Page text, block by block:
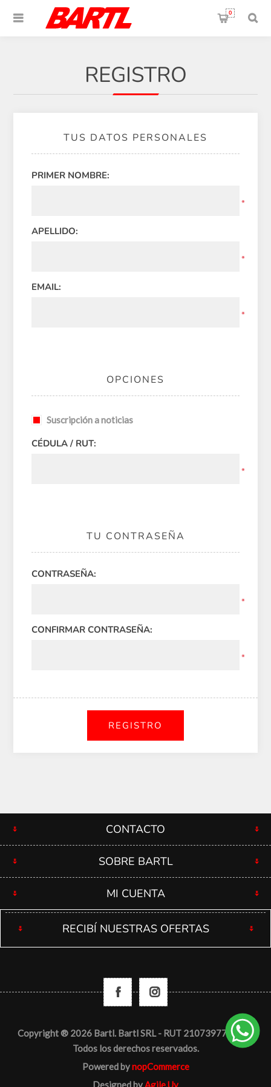
0
REGISTRO
TUS DATOS PERSONALES
PRIMER NOMBRE:
*
APELLIDO:
*
EMAIL:
*
OPCIONES
Suscripción a noticias
CÉDULA / RUT:
*
TU CONTRASEÑA
CONTRASEÑA:
*
CONFIRMAR CONTRASEÑA:
*
CONTACTO
SOBRE BARTL
MI CUENTA
RECIBÍ NUESTRAS OFERTAS
Copyright ® 2026 Bartl. Bartl SRL - RUT 210739770012 -
Todos los derechos reservados.
Powered bynopCommerce
Designed byAgile.Uy